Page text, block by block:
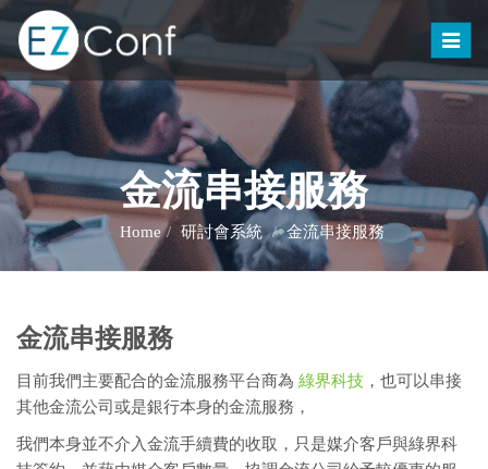
Toggle
金流串接服務
Home 研討會系統 金流串接服務
金流串接服務
目前我們主要配合的金流服務平台商為 綠界科技 ，也可以串接
其他金流公司或是銀行本身的金流服務，
我們本身並不介入金流手續費的收取，只是媒介客戶與綠界科